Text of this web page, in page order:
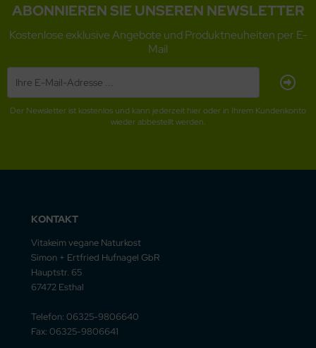
ABONNIEREN SIE UNSEREN NEWSLETTER
Kostenlose exklusive Angebote und Produktneuheiten per E-
Mail
Der Newsletter ist kostenlos und kann jederzeit hier oder in Ihrem Kundenkonto
wieder abbestellt werden.
KONTAKT
Vitakeim vegane Naturkost
Simon + Ertfried Hufnagel GbR
Hauptstr. 65
67472 Esthal
Telefon: 06325-9806640
Fax: 06325-9806641